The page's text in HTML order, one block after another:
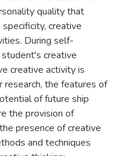
quality that
creative
During self-
creative
creative activity is
research, the features of
of future ship
the provision of
presence of creative
and techniques